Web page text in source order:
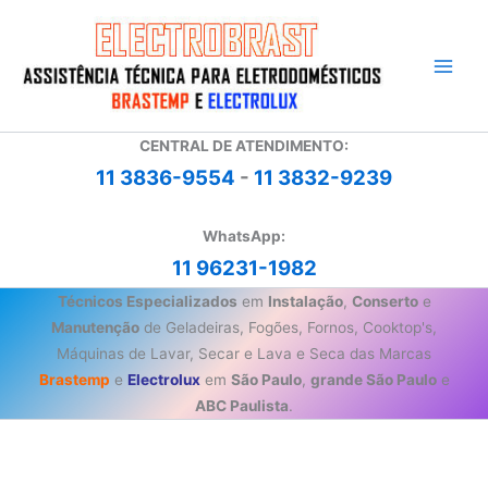
conteúdo
CENTRAL DE ATENDIMENTO:
11 3836-9554 - 11 3832-9239
WhatsApp:
11 96231-1982
Técnicos Especializados em Instalação, Consertoe
Manutenção de Geladeiras, Fogões, Fornos, Cooktop's,
Máquinas de Lavar, Secar e Lava e Seca das Marcas
Brastemp e Electroluxem São Paulo, grande São Pauloe
ABC Paulista.